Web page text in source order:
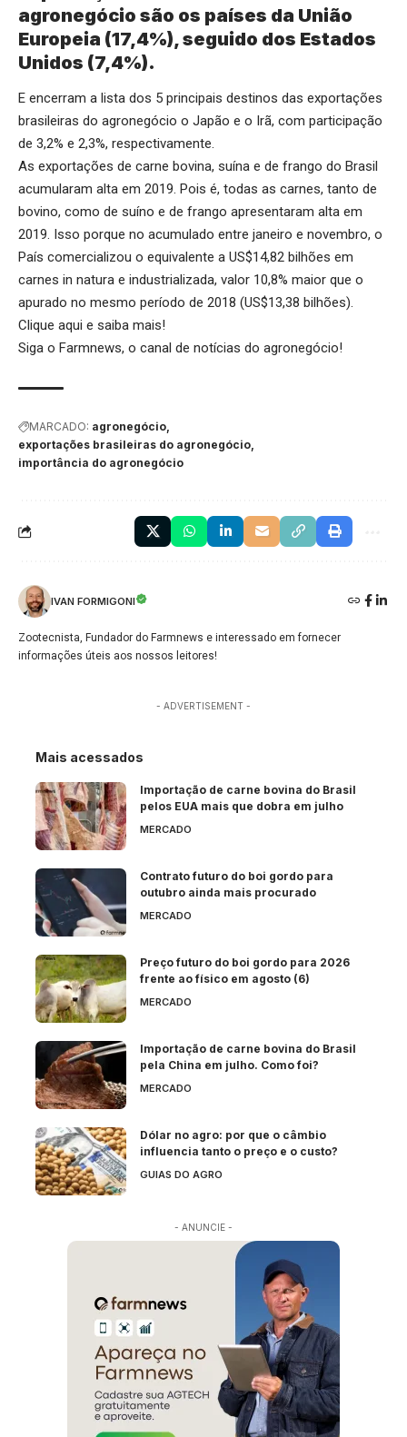
agronegócio são os países da União
Europeia (17,4%), seguido dos Estados
Unidos (7,4%).
E encerram a lista dos 5 principais destinos das exportações
brasileiras do agronegócio o Japão e o Irã, com participação
de 3,2% e 2,3%, respectivamente.
As exportações de carne bovina, suína e de frango do Brasil
acumularam alta em 2019. Pois é, todas as carnes, tanto de
bovino, como de suíno e de frango apresentaram alta em
2019. Isso porque no acumulado entre janeiro e novembro, o
País comercializou o equivalente a US$14,82 bilhões em
carnes in natura e industrializada, valor 10,8% maior que o
apurado no mesmo período de 2018 (US$13,38 bilhões).
Clique aqui e saiba mais!
Siga o Farmnews, o canal de notícias do agronegócio!
MARCADO: agronegócio
exportações brasileiras do agronegócio
importância do agronegócio
IVAN FORMIGONI
Zootecnista, Fundador do Farmnews e interessado em fornecer
informações úteis aos nossos leitores!
- ADVERTISEMENT -
Mais acessados
Importação de carne bovina do Brasil
pelos EUA mais que dobra em julho
MERCADO
Contrato futuro do boi gordo para
outubro ainda mais procurado
MERCADO
Preço futuro do boi gordo para 2026
frente ao físico em agosto (6)
MERCADO
Importação de carne bovina do Brasil
pela China em julho. Como foi?
MERCADO
Dólar no agro: por que o câmbio
influencia tanto o preço e o custo?
GUIAS DO AGRO
- ANUNCIE -